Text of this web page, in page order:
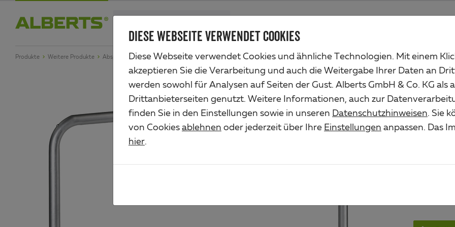
DIESE WEBSEITE VERWENDET COOKIES
Diese Webseite verwendet Cookies und ähnliche Technologien. Mit einem
akzeptieren Sie die Verarbeitung und auch die Weitergabe Ihrer Daten an
werden sowohl für Analysen auf Seiten der Gust. Alberts GmbH & Co. KG als
Drittanbieterseiten genutzt. Weitere Informationen, auch zur
finden Sie in den Einstellungen sowie in unseren Datenschutzhinweisen. Sie
von Cookies ablehnen oder jederzeit über Ihre Einstellungen anpassen. Das
hier.
Haupt-
Produkte Weitere Produkte Absperrungen & Schranken Schutzbügel Ratio ohne Querrohr
Material/
Stahl